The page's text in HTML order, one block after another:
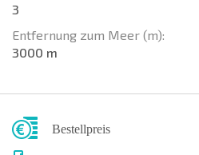
3
Entfernung zum Meer (m):
3000 m
Bestellpreis